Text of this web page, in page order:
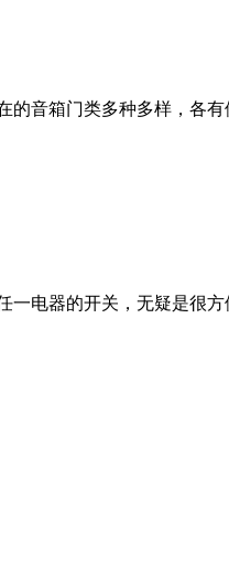
音箱门类多种多样，各
一电器的开关，无疑是很方